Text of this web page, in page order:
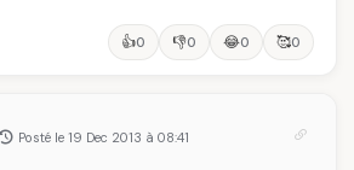
👍0 👎0 😂0 🥰0
Posté le 19 Dec 2013 à 08:41